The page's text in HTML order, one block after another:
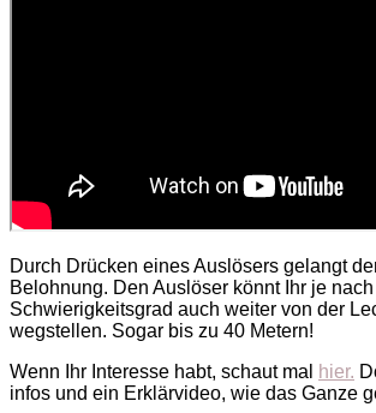
Durch Drücken eines Auslösers gelangt
Belohnung. Den Auslöser könnt Ihr je nach
Schwierigkeitsgrad auch weiter von der
wegstellen. Sogar bis zu 40 Metern!
Wenn Ihr Interesse habt, schaut mal
hier.
infos und ein Erklärvideo, wie das Ganze